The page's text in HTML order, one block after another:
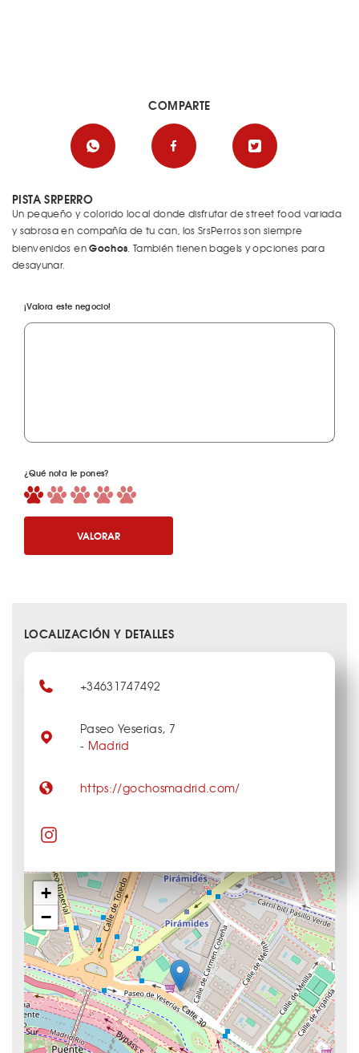
PISTA SRPERRO
Un pequeño y colorido local donde disfrutar de street food variada
y sabrosa en compañía de tu can, los SrsPerros son siempre
bienvenidos enGochos. También tienen bagels y opciones para
desayunar.
¡Valora este negocio!
¿Qué nota le pones?
VALORAR
COMPARTE
LOCALIZACIÓN Y DETALLES
+
−
+34631747492
Paseo Yeserias, 7
- Madrid
https://gochosmadrid.com/